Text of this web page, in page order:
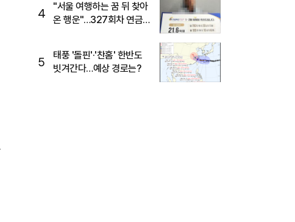
4
"서울 여행하는 꿈 뒤 찾아
온 행운"…327회차 연금
5
태풍 '돌핀'·'찬홈' 한반도
빗겨간다…예상 경로는?